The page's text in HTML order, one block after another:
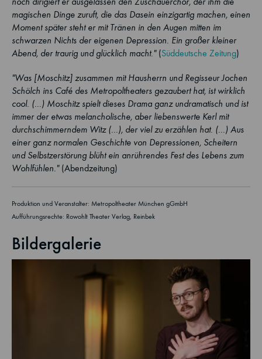
magischen Dinge zuruft, die das Dasein einzigartig machen, einen
Moment später steht er mit Tränen in den Augen mitten im
schwarzen Nichts der eigenen Depression. Ein großer kleiner
Abend, der traurig und glücklich macht."(Süddeutsche Zeitung)
"Was [Moschitz] zusammen mit Hausherrn und Regisseur Jochen
Schölch ins Café des Metropoltheaters gezaubert hat, ist wirklich
cool. (...) Moschitz spielt dieses Drama ganz undramatisch und ist
immer der etwas melancholische, aber liebenswerte Kerl mit
durchschimmerndem Witz (...), der viel zu erzählen hat. (...) Aus
einer ganz normalen Geschichte von Depressionen, Scheitern
und Selbstzerstörung blüht ein anrührendes Fest des Lebens zum
Wohlfühlen."(Abendzeitung)
Produktion und Veranstalter: Metropoltheater München gGmbH
Aufführungsrechte: Rowohlt Theater Verlag, Reinbek
Bildergalerie